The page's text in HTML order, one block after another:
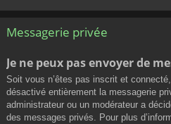
Messagerie privée
Je ne peux pas envoyer de
Soit vous n’êtes pas inscrit et
désactivé entièrement la messagerie
administrateur ou un modérateur a
des messages privés. Pour plus